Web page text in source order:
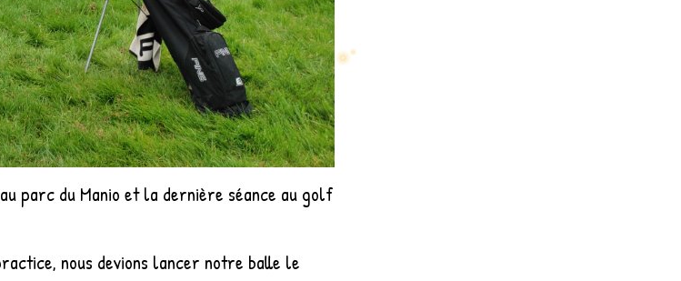
parc du Manio et la dernière séance au golf
nous devions lancer notre balle le